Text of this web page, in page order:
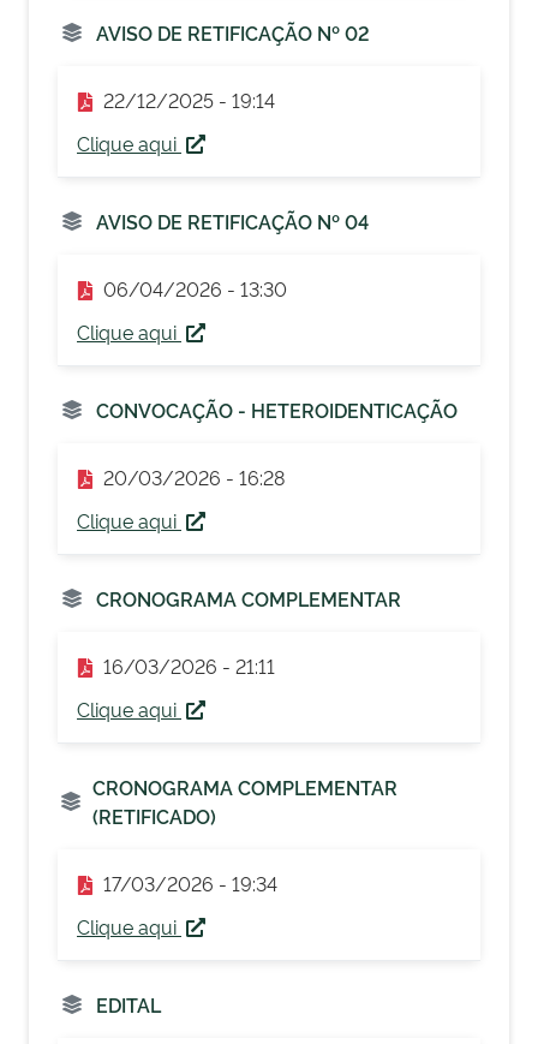
AVISO DE RETIFICAÇÃO Nº 02
22/12/2025 - 19:14
Clique aqui
AVISO DE RETIFICAÇÃO Nº 04
06/04/2026 - 13:30
Clique aqui
CONVOCAÇÃO - HETEROIDENTICAÇÃO
20/03/2026 - 16:28
Clique aqui
CRONOGRAMA COMPLEMENTAR
16/03/2026 - 21:11
Clique aqui
CRONOGRAMA COMPLEMENTAR
(RETIFICADO)
17/03/2026 - 19:34
Clique aqui
EDITAL